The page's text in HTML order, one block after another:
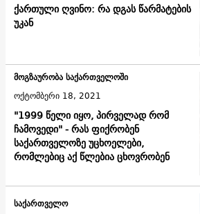
ქართული ღვინო: რა დგას წარმატების
უკან
"1999 წელი იყო, პირველად რომ
ჩამოვედი" - რას ფიქრობენ
საქართველოზე უცხოელები,
რომლებიც აქ წლებია ცხოვრობენ
მოგზაურობა საქართველოში
ოქტომბერი 18, 2021
საქართველო